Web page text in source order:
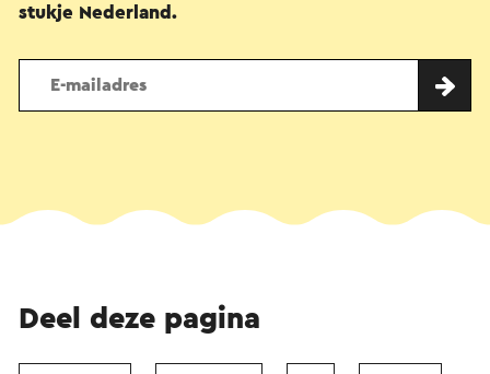
stukje Nederland.
Deel deze pagina